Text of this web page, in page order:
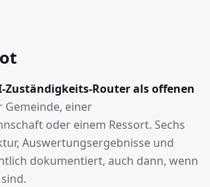
Zuständigkeits-Router als offenen
Gemeinde, einer
oder einem Ressort. Sechs
Auswertungsergebnisse und
dokumentiert, auch dann, wenn